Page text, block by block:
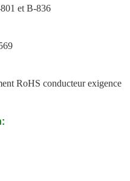
et B-836
RoHS conducteur exigence